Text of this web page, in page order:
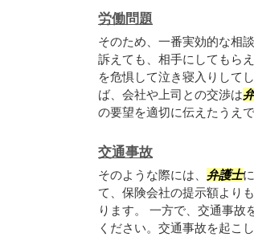
労働問題
そのため、一番実効的な相
訴えても、相手にしてもら
を危惧して泣き寝入りして
ば、会社や上司との交渉は
の要望を適切に伝えたうえ
交通事故
そのような際には、 弁護士
て、保険会社の提示額より
ります。 一方で、交通事故
ください。交通事故を起こ